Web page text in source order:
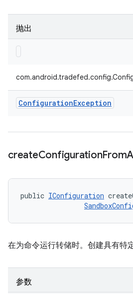
抛出
ConfigurationException
createConfigurationFrom
public IConfiguration
在为命令运行转储时。创建具有特
参数